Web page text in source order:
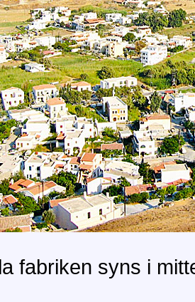
fabriken syns i